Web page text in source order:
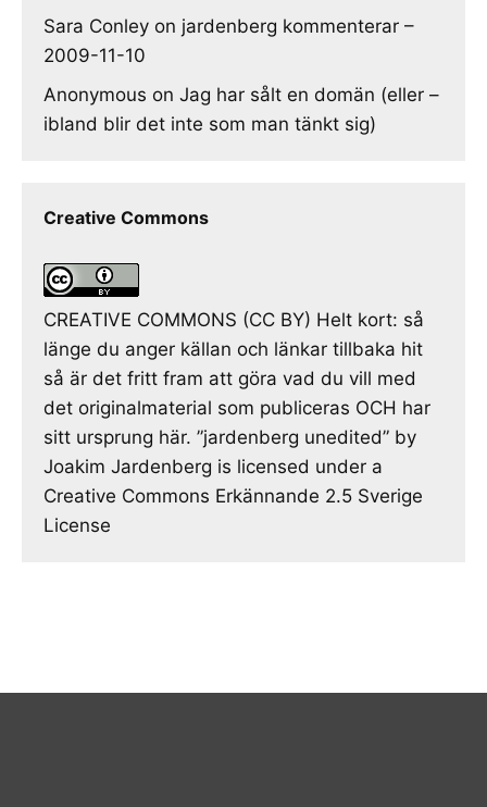
Sara Conley on jardenberg kommenterar –
2009-11-10
Anonymous on Jag har sålt en domän (eller –
ibland blir det inte som man tänkt sig)
Creative Commons
CREATIVE COMMONS (CC BY) Helt kort: så
länge du anger källan och länkar tillbaka hit
så är det fritt fram att göra vad du vill med
det originalmaterial som publiceras OCH har
sitt ursprung här. ”jardenberg unedited” by
Joakim Jardenberg is licensed under a
Creative Commons Erkännande 2.5 Sverige
License